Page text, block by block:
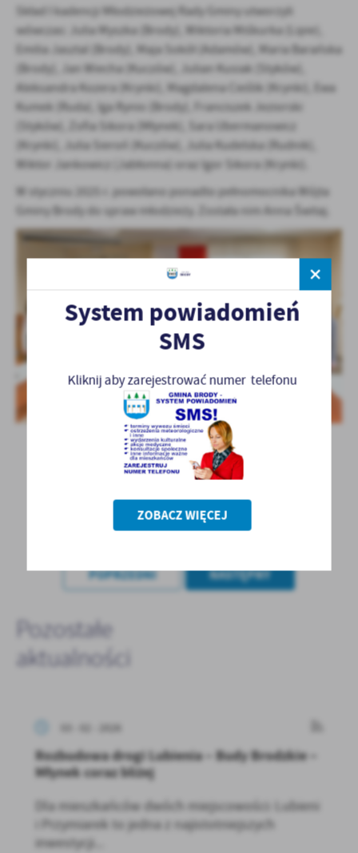
Skład I kadencji Młodzieżowej Rady Gminy utworzyli
wówczas: Julia Myszka (Brody), Wiktoria Miśkurka (Lipie),
Emilia Jasztal (Brody), Maja Sokół (Adamów), Maria Barańska
(Brody), Jan Wiecha (Kuczów), Julian Kusiak (Styków),
Aleksandra Kozera (Krynki), Magdalena Cieślik (Krynki), Ewa
Kumek (Ruda), Iga Rynio (Brody), Franciszek Jeziorski
(Styków), Zofia Sikora (Młynek), Sara Ubermanowicz
(Krynki), Julia Sieroń (Kuczów), Julia Kudelska (Rudnik),
Wiktor Jankowicz (Jabłonna) oraz Igor Sikora (Krynki).
W styczniu 2025 r. powołano ponadto pełnomocnika Wójta
Gminy Brody do spraw młodzieży. Została nim Anna Świtaj.
POPRZEDNI NASTĘPNY
Pozostałe
aktualności
03 - 02 - 2026
Rozbudowa drogi Lubienia – Budy Brodzkie –
Młynek coraz bliżej
Dla mieszkańców dwóch miejscowości: Lubieni
i Przymiarek to jedna z najistotniejszych
inwestycji...
System powiadomień
SMS
Kliknij aby zarejestrować numer telefonu
ZOBACZ WIĘCEJ